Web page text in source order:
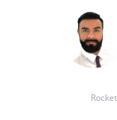
vuil wordt
aanbiedt
indien van
zijn